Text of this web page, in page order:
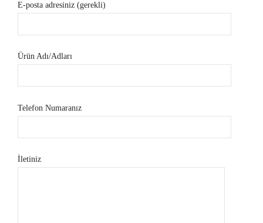
E-posta adresiniz (gerekli)
Ürün Adı/Adları
Telefon Numaranız
İletiniz